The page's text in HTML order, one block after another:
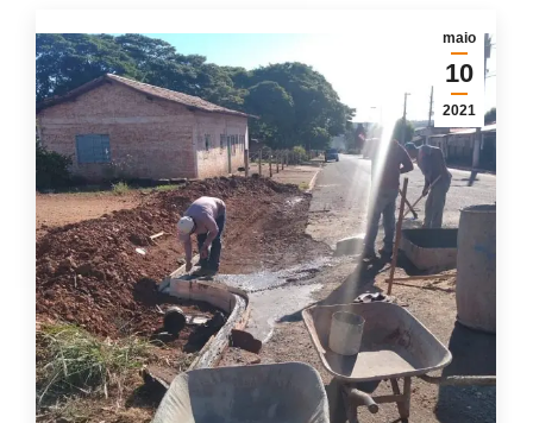
maio
10
2021